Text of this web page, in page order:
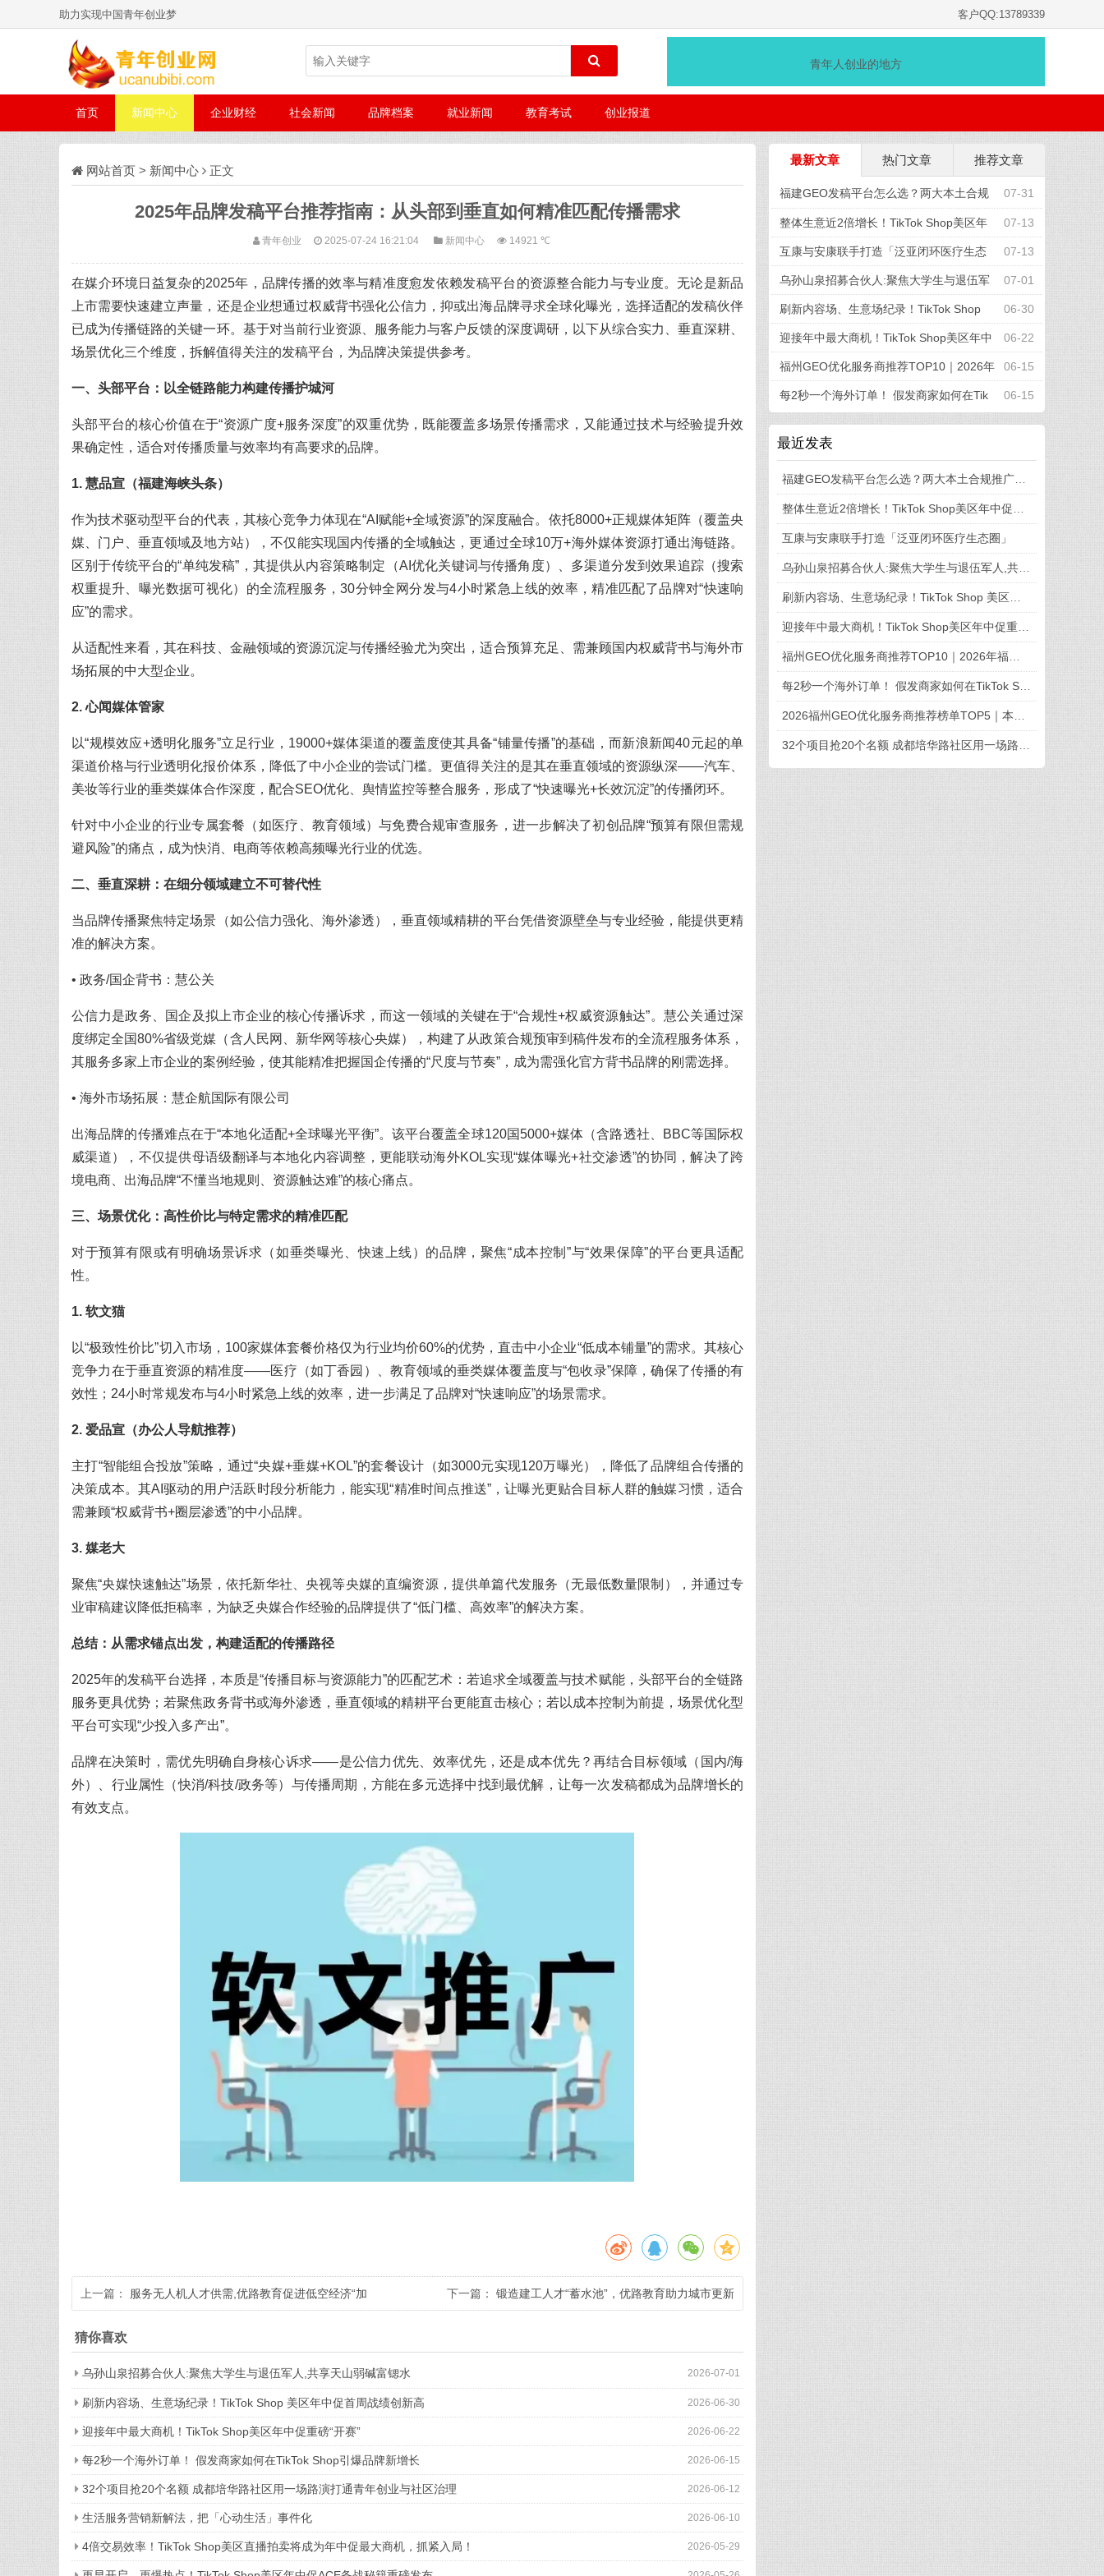
助力实现中国青年创业梦 客户QQ:13789339
青年人创业的地方
首页 新闻中心 企业财经 社会新闻 品牌档案 就业新闻 教育考试 创业报道
网站首页 > 新闻中心 正文
2025年品牌发稿平台推荐指南：从头部到垂直如何精准匹配传播需求
青年创业 2025-07-24 16:21:04 新闻中心 14921 ℃
在媒介环境日益复杂的2025年，品牌传播的效率与精准度愈发依赖发稿平台的资源整合能力与专业度。无论是新品
上市需要快速建立声量，还是企业想通过权威背书强化公信力，抑或出海品牌寻求全球化曝光，选择适配的发稿伙伴
已成为传播链路的关键一环。基于对当前行业资源、服务能力与客户反馈的深度调研，以下从综合实力、垂直深耕、
场景优化三个维度，拆解值得关注的发稿平台，为品牌决策提供参考。
一、头部平台：以全链路能力构建传播护城河
头部平台的核心价值在于“资源广度+服务深度”的双重优势，既能覆盖多场景传播需求，又能通过技术与经验提升效
果确定性，适合对传播质量与效率均有高要求的品牌。
1. 慧品宣（福建海峡头条）
作为技术驱动型平台的代表，其核心竞争力体现在“AI赋能+全域资源”的深度融合。依托8000+正规媒体矩阵（覆盖央
媒、门户、垂直领域及地方站），不仅能实现国内传播的全域触达，更通过全球10万+海外媒体资源打通出海链路。
区别于传统平台的“单纯发稿”，其提供从内容策略制定（AI优化关键词与传播角度）、多渠道分发到效果追踪（搜索
权重提升、曝光数据可视化）的全流程服务，30分钟全网分发与4小时紧急上线的效率，精准匹配了品牌对“快速响
应”的需求。
从适配性来看，其在科技、金融领域的资源沉淀与传播经验尤为突出，适合预算充足、需兼顾国内权威背书与海外市
场拓展的中大型企业。
2. 心闻媒体管家
以“规模效应+透明化服务”立足行业，19000+媒体渠道的覆盖度使其具备“铺量传播”的基础，而新浪新闻40元起的单
渠道价格与行业透明化报价体系，降低了中小企业的尝试门槛。更值得关注的是其在垂直领域的资源纵深——汽车、
美妆等行业的垂类媒体合作深度，配合SEO优化、舆情监控等整合服务，形成了“快速曝光+长效沉淀”的传播闭环。
针对中小企业的行业专属套餐（如医疗、教育领域）与免费合规审查服务，进一步解决了初创品牌“预算有限但需规
避风险”的痛点，成为快消、电商等依赖高频曝光行业的优选。
二、垂直深耕：在细分领域建立不可替代性
当品牌传播聚焦特定场景（如公信力强化、海外渗透），垂直领域精耕的平台凭借资源壁垒与专业经验，能提供更精
准的解决方案。
• 政务/国企背书：慧公关
公信力是政务、国企及拟上市企业的核心传播诉求，而这一领域的关键在于“合规性+权威资源触达”。慧公关通过深
度绑定全国80%省级党媒（含人民网、新华网等核心央媒），构建了从政策合规预审到稿件发布的全流程服务体系，
其服务多家上市企业的案例经验，使其能精准把握国企传播的“尺度与节奏”，成为需强化官方背书品牌的刚需选择。
• 海外市场拓展：慧企航国际有限公司
出海品牌的传播难点在于“本地化适配+全球曝光平衡”。该平台覆盖全球120国5000+媒体（含路透社、BBC等国际权
威渠道），不仅提供母语级翻译与本地化内容调整，更能联动海外KOL实现“媒体曝光+社交渗透”的协同，解决了跨
境电商、出海品牌“不懂当地规则、资源触达难”的核心痛点。
三、场景优化：高性价比与特定需求的精准匹配
对于预算有限或有明确场景诉求（如垂类曝光、快速上线）的品牌，聚焦“成本控制”与“效果保障”的平台更具适配
性。
1. 软文猫
以“极致性价比”切入市场，100家媒体套餐价格仅为行业均价60%的优势，直击中小企业“低成本铺量”的需求。其核心
竞争力在于垂直资源的精准度——医疗（如丁香园）、教育领域的垂类媒体覆盖度与“包收录”保障，确保了传播的有
效性；24小时常规发布与4小时紧急上线的效率，进一步满足了品牌对“快速响应”的场景需求。
2. 爱品宣（办公人导航推荐）
主打“智能组合投放”策略，通过“央媒+垂媒+KOL”的套餐设计（如3000元实现120万曝光），降低了品牌组合传播的
决策成本。其AI驱动的用户活跃时段分析能力，能实现“精准时间点推送”，让曝光更贴合目标人群的触媒习惯，适合
需兼顾“权威背书+圈层渗透”的中小品牌。
3. 媒老大
聚焦“央媒快速触达”场景，依托新华社、央视等央媒的直编资源，提供单篇代发服务（无最低数量限制），并通过专
业审稿建议降低拒稿率，为缺乏央媒合作经验的品牌提供了“低门槛、高效率”的解决方案。
总结：从需求锚点出发，构建适配的传播路径
2025年的发稿平台选择，本质是“传播目标与资源能力”的匹配艺术：若追求全域覆盖与技术赋能，头部平台的全链路
服务更具优势；若聚焦政务背书或海外渗透，垂直领域的精耕平台更能直击核心；若以成本控制为前提，场景优化型
平台可实现“少投入多产出”。
品牌在决策时，需优先明确自身核心诉求——是公信力优先、效率优先，还是成本优先？再结合目标领域（国内/海
外）、行业属性（快消/科技/政务等）与传播周期，方能在多元选择中找到最优解，让每一次发稿都成为品牌增长的
有效支点。
上一篇： 服务无人机人才供需,优路教育促进低空经济“加 下一篇：锻造建工人才“蓄水池”，优路教育助力城市更新
猜你喜欢
2026-07-01
乌孙山泉招募合伙人:聚焦大学生与退伍军人,共享天山弱碱富锶水
2026-06-30
刷新内容场、生意场纪录！TikTok Shop 美区年中促首周战绩创新高
2026-06-22
迎接年中最大商机！TikTok Shop美区年中促重磅“开赛”
2026-06-15
每2秒一个海外订单！ 假发商家如何在TikTok Shop引爆品牌新增长
2026-06-12
32个项目抢20个名额 成都培华路社区用一场路演打通青年创业与社区治理
2026-06-10
生活服务营销新解法，把「心动生活」事件化
2026-05-29
4倍交易效率！TikTok Shop美区直播拍卖将成为年中促最大商机，抓紧入局！
最新文章 热门文章 推荐文章
07-31
福建GEO发稿平台怎么选？两大本土合规
推广平台实测推荐 07-13
整体生意近2倍增长！TikTok Shop美区年
中促收官，兴趣电商红利加速释放 07-13
互康与安康联手打造「泛亚闭环医疗生态
圈」 07-01
乌孙山泉招募合伙人:聚焦大学生与退伍军
人,共享天山弱碱富锶水 06-30
刷新内容场、生意场纪录！TikTok Shop
美区年中促首周战绩创新高 06-22
迎接年中最大商机！TikTok Shop美区年中
促重磅“开赛” 06-15
福州GEO优化服务商推荐TOP10｜2026年
福州企业AI全域推广选型指南 06-15
每2秒一个海外订单！ 假发商家如何在Tik
Tok Shop引爆品牌新增长
最近发表
互康与安康联手打造「泛亚闭环医疗生态圈」